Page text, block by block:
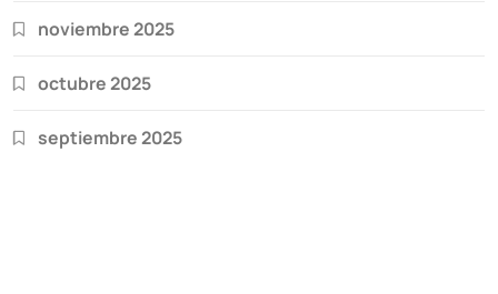
noviembre 2025
octubre 2025
septiembre 2025